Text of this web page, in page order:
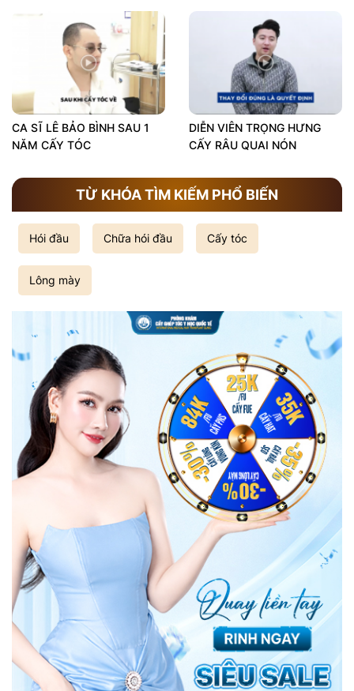
CA SĨ LÊ BẢO BÌNH SAU 1
NĂM CẤY TÓC
DIỄN VIÊN TRỌNG HƯNG
CẤY RÂU QUAI NÓN
TỪ KHÓA TÌM KIẾM PHỔ BIẾN
Hói đầu Chữa hói đầu Cấy tóc
Lông mày